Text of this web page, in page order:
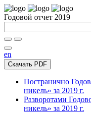
Годовой отчет 2019
en
Скачать PDF
Постранично
никель» за 2019 г.
Разворотами
никель» за 2019 г.